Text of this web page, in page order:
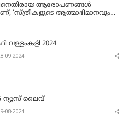
ആരോപണങ്ങള്‍
'സ്ത്രീകളുടെ ആത്മാഭിമാനവും
വള്ളംകളി 2024
09-2024
ന്യൂസ് ലൈവ്
08-2024